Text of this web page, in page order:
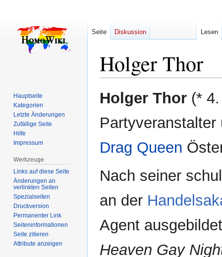
Holger Thor
Zur
Navigation
Zur
Suche
Holger Thor (*
Drag Queen
Nach seiner
an der
Agent
Heaven Gay
Seite Diskussion Lesen
Hauptseite
Kategorien
Letzte Änderungen
Zufällige Seite
Hilfe
Impressum
Werkzeuge
Links auf diese Seite
Änderungen an
verlinkten Seiten
Spezialseiten
Druckversion
Permanenter Link
Seiten­­informationen
Seite zitieren
Attribute anzeigen